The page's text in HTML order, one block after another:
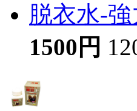
脱衣水-
1500円